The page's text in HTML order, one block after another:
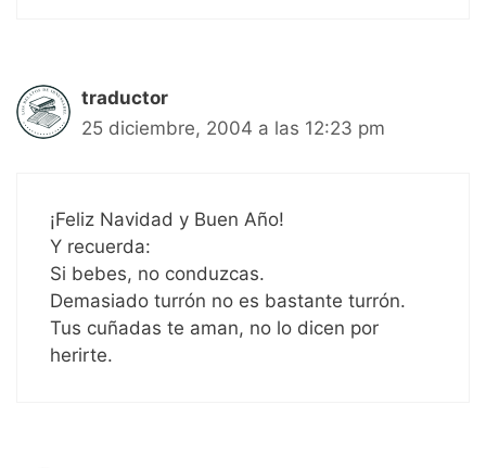
traductor
25 diciembre, 2004 a las 12:23 pm
¡Feliz Navidad y Buen Año!
Y recuerda:
Si bebes, no conduzcas.
Demasiado turrón no es bastante turrón.
Tus cuñadas te aman, no lo dicen por
herirte.